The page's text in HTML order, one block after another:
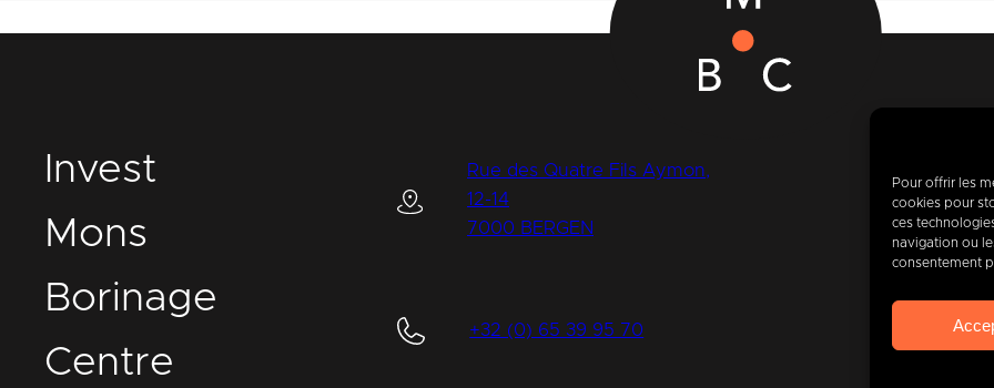
Pour offrir les
cookies pour
ces
navigation ou
consentement
nvest
Mons
Borinage
Centre
Rue des Quatre Fils Aymon,
12-14
7000 BERGEN
+32 (0) 65 39 95 70
van